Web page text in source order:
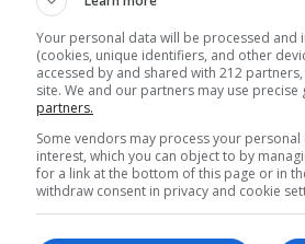
Your personal data will be processed
(cookies, unique identifiers, and other
accessed by and shared with 212
site. We and our partners may use
partners.
Some vendors may process your
interest, which you can object to by
for a link at the bottom of this page or in
withdraw consent in privacy and cookie